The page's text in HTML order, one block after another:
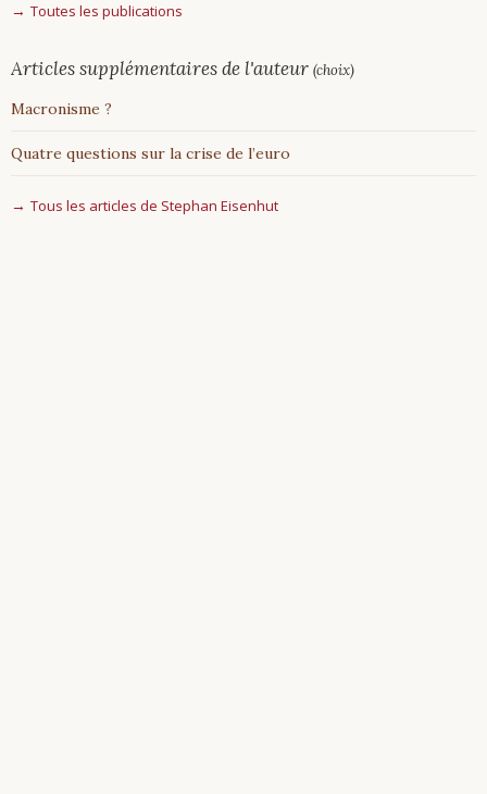
Toutes les publications
Articles supplémentaires de l'auteur (choix)
Macronisme ?
Quatre questions sur la crise de l’euro
Tous les articles de Stephan Eisenhut